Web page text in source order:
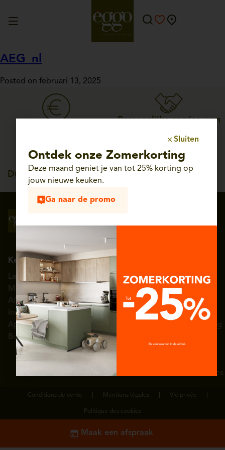
AEG_nl
Posted on februari 13, 2025
Persoonlijke service, van
Duitse kwaliteit, tot 25
jaar garantie
Volg ons op
Keuken
Landelijke
Modern
Afwerkingen
Indeling
Apparatuur
Budgetten
Interieur
Woonkamer
Inkomhal
Eetkamer
Wasplaats
Badkamer
Slaapkamer
Kleedkamer
Armaturen
Schoenenrek
Uitschuifbare
kledingkast
Garderobehand-
vatten
Showrooms
Toonzaalmodellen
Getuigenissen
Inspiratie galerij
Catalogus
Over èggo
Persruimte
Diensten
Hulp en
ondersteuning
Jobs/vacatures
Conditions de vente Mentions légales Vie privée
Politique des cookies
Maak een afspraak
Sluiten
Ontdek onze Zomerkorting
Deze maand geniet je van tot 25% korting op
jouw nieuwe keuken.
Ga naar de promo